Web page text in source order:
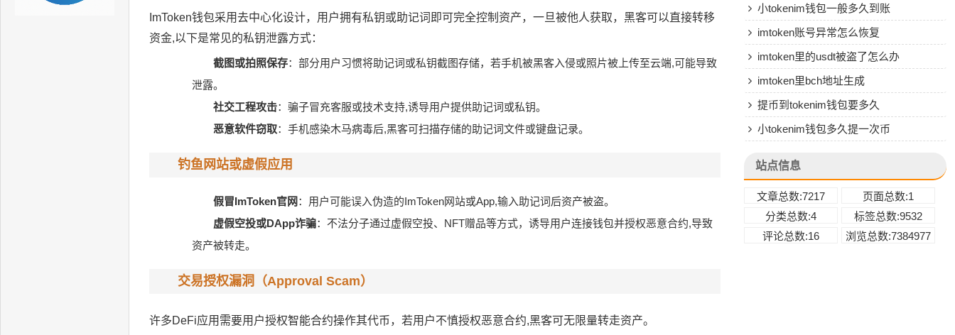
ImToken钱包采用去中心化设计，用户拥有私钥或助记词即可完全控制资产，一旦被他人获取，黑客可以直接转移
资金,以下是常见的私钥泄露方式：
截图或拍照保存：部分用户习惯将助记词或私钥截图存储，若手机被黑客入侵或照片被上传至云端,可能导致
泄露。
社交工程攻击：骗子冒充客服或技术支持,诱导用户提供助记词或私钥。
恶意软件窃取：手机感染木马病毒后,黑客可扫描存储的助记词文件或键盘记录。
钓鱼网站或虚假应用
假冒ImToken官网 ：用户可能误入伪造的ImToken网站或App,输入助记词后资产被盗。
虚假空投或DApp诈骗：不法分子通过虚假空投、NFT赠品等方式，诱导用户连接钱包并授权恶意合约,导致
资产被转走。
交易授权漏洞（Approval Scam）
许多DeFi应用需要用户授权智能合约操作其代币，若用户不慎授权恶意合约,黑客可无限量转走资产。
小tokenim钱包一般多久到账
imtoken账号异常怎么恢复
imtoken里的usdt被盗了怎么办
imtoken里bch地址生成
提币到tokenim钱包要多久
小tokenim钱包多久提一次币
站点信息
文章总数:7217
页面总数:1
分类总数:4
标签总数:9532
评论总数:16
浏览总数:7384977